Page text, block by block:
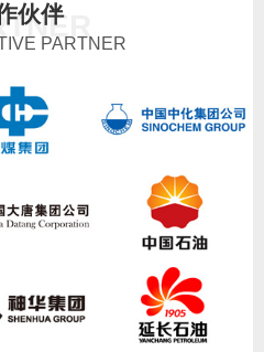
伙伴
PARTNER